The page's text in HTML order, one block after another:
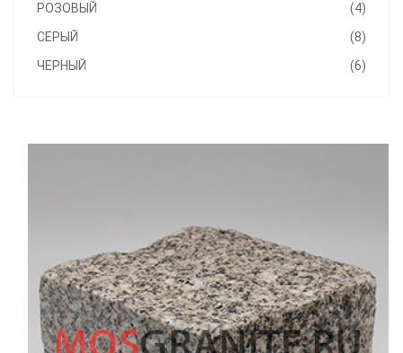
(4)
РОЗОВЫЙ
(8)
СЕРЫЙ
(6)
ЧЕРНЫЙ